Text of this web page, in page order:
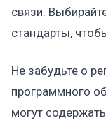
связи.
стандарты,
Не забудьте о
программного
могут